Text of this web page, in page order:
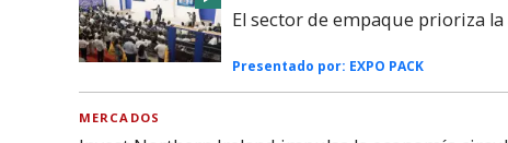
El sector de empaque prioriza
Presentado por: EXPO PACK
MERCADOS